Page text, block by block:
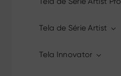
Tela de Série Artist
Tela Innovator